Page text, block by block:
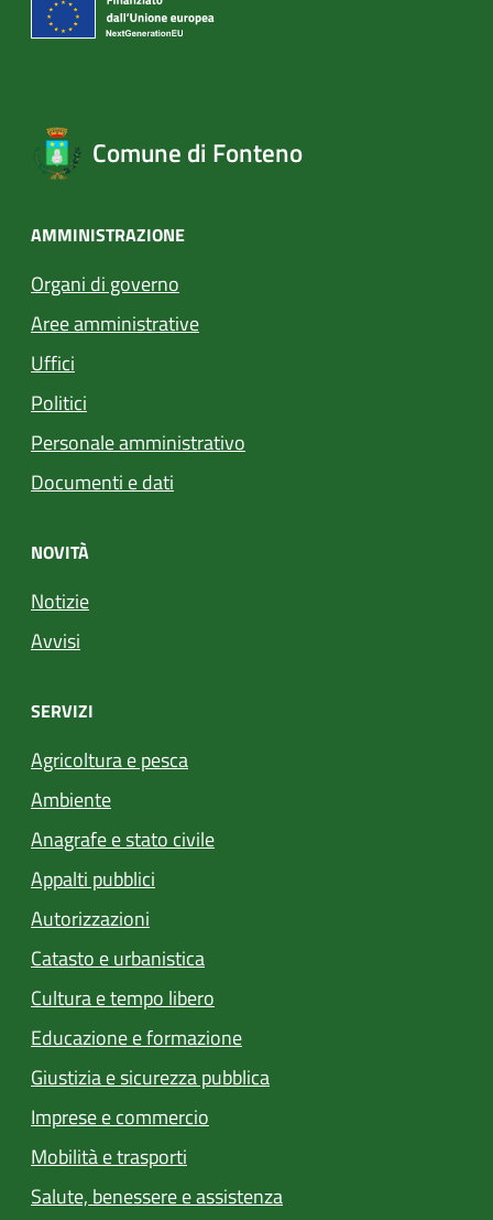
Comune di Fonteno
AMMINISTRAZIONE
Organi di governo
Aree amministrative
Uffici
Politici
Personale amministrativo
Documenti e dati
NOVITÀ
Notizie
Avvisi
SERVIZI
Agricoltura e pesca
Ambiente
Anagrafe e stato civile
Appalti pubblici
Autorizzazioni
Catasto e urbanistica
Cultura e tempo libero
Educazione e formazione
Giustizia e sicurezza pubblica
Imprese e commercio
Mobilità e trasporti
Salute, benessere e assistenza